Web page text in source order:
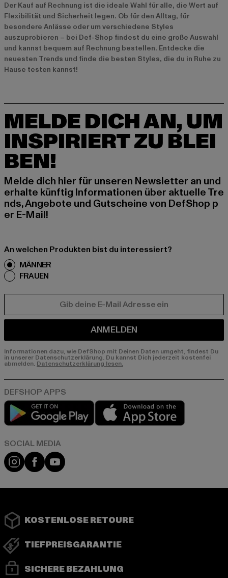
Der Kauf auf Rechnung ist die ideale Wahl für alle, die Wert auf
Flexibilität und Sicherheit legen. Ob für den Alltag, für
besondere Anlässe oder um verschiedene Styles
auszuprobieren – bei Def-Shop findest du eine große Auswahl
und kannst bequem auf Rechnung bestellen. Entdecke die
neuesten Trends und finde die besten Styles, die du in Ruhe zu
Hause testen kannst!
MELDE DICH AN, UM
INSPIRIERT ZU BLEI
BEN!
Melde dich hier für unseren Newsletter an und
erhalte künftig Informationen über aktuelle Tre
nds, Angebote und Gutscheine von DefShop p
er E-Mail!
An welchen Produkten bist du interessiert?
MÄNNER
FRAUEN
ANMELDEN
Informationen dazu, wie DefShop mit Deinen Daten umgeht, findest Du
in unserer Datenschutzerklärung. Du kannst Dich jederzeit kostenfei
abmelden. Datenschutzerklärung lesen.
Play market
Instagram
FacebookYouTube
KOSTENLOSE RETOURE
TIEFPREISGARANTIE
SICHERE BEZAHLUNG